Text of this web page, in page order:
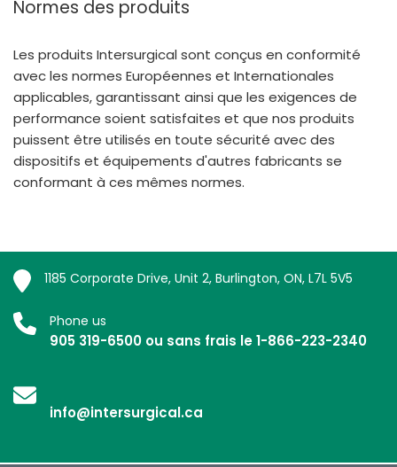
Normes des produits
Les produits Intersurgical sont conçus en conformité
avec les normes Européennes et Internationales
applicables, garantissant ainsi que les exigences de
performance soient satisfaites et que nos produits
puissent être utilisés en toute sécurité avec des
dispositifs et équipements d'autres fabricants se
conformant à ces mêmes normes.
1185 Corporate Drive, Unit 2, Burlington, ON, L7L 5V5
Phone us
905 319-6500 ou sans frais le 1-866-223-2340
info@intersurgical.ca